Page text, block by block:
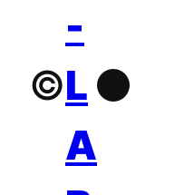
©
-
L
A
Facebook